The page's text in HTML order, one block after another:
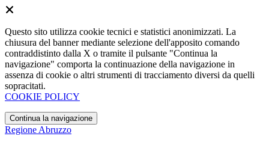
Questo sito utilizza cookie tecnici e statistici anonimizzati. La
chiusura del banner mediante selezione dell'apposito comando
contraddistinto dalla X o tramite il pulsante "Continua la
navigazione" comporta la continuazione della navigazione in
assenza di cookie o altri strumenti di tracciamento diversi da quelli
sopracitati.
COOKIE POLICY
Continua la navigazione
Regione Abruzzo